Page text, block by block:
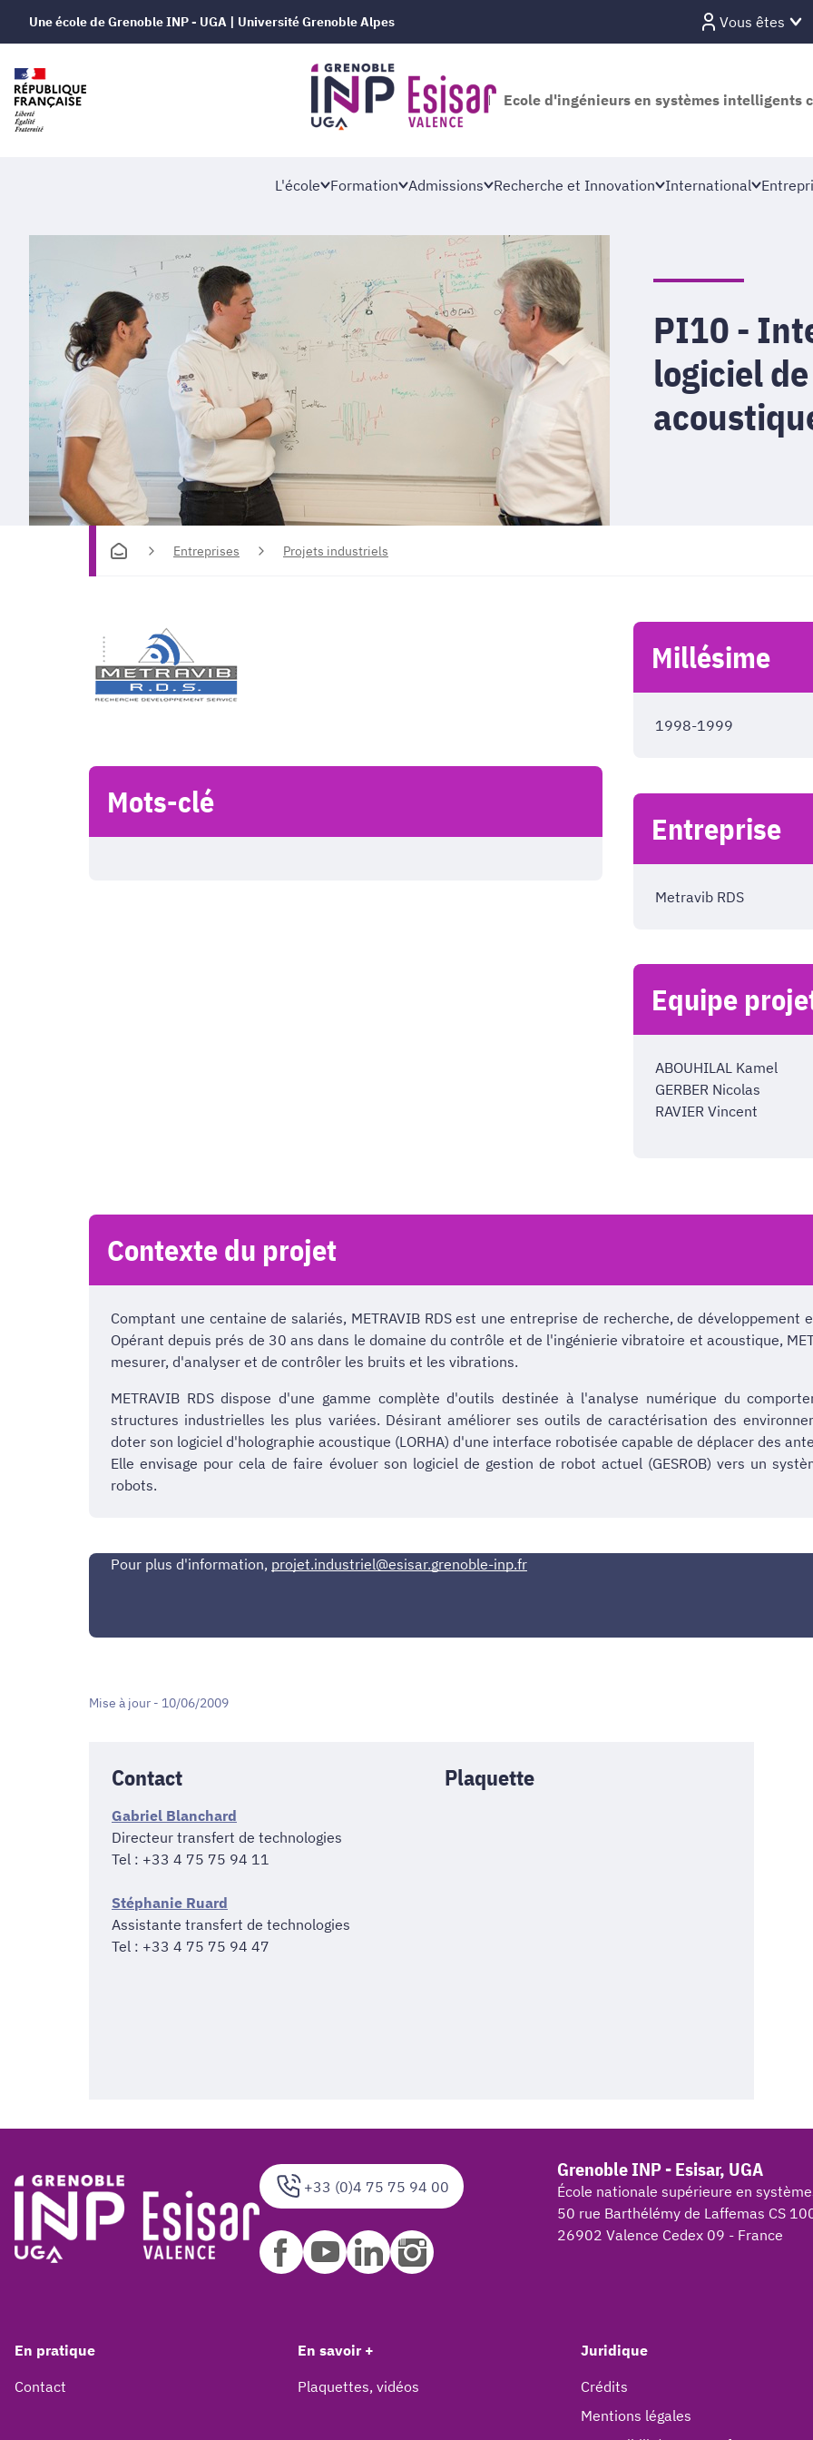
Une école de Grenoble INP - UGA | Université Grenoble Alpes Vous êtes
Ecole d'ingénieurs en systèmes intelligents
L'école Formation Admissions Recherche et Innovation International
PI10 -
logiciel
Entreprises Projets industriels
Mots-clé
Millésime
1998-1999
Entreprise
Metravib RDS
Equipe
ABOUHILAL Kamel
GERBER Nicolas
RAVIER Vincent
Contexte du projet
Comptant une centaine de salariés, METRAVIB RDS est une entreprise de recherche, de
Opérant depuis prés de 30 ans dans le domaine du contrôle et de l'ingénierie vibratoire et acoustique,
mesurer, d'analyser et de contrôler les bruits et les vibrations.
METRAVIB RDS dispose d'une gamme complète d'outils destinée à l'analyse numérique du
structures industrielles les plus variées. Désirant améliorer ses outils de caractérisation des
doter son logiciel d'holographie acoustique (LORHA) d'une interface robotisée capable de déplacer des
Elle envisage pour cela de faire évoluer son logiciel de gestion de robot actuel (GESROB) vers un
robots.
Pour plus d'information, projet.industriel@esisar.grenoble-inp.fr
Mise à jour - 10/06/2009
Contact
Gabriel Blanchard
Directeur transfert de technologies
Tel : +33 4 75 75 94 11
Stéphanie Ruard
Assistante transfert de technologies
Tel : +33 4 75 75 94 47
Plaquette
+33 (0)4 75 75 94 00
Grenoble INP - Esisar, UGA
École nationale supérieure en
50 rue Barthélémy de Laffemas CS
26902 Valence Cedex 09 - France
En pratique
Contact
En savoir +
Plaquettes, vidéos
Juridique
Crédits
Mentions légales